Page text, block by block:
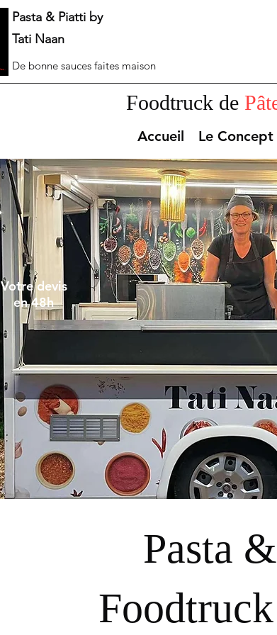
Pasta & Piatti by
Tati Naan
De bonne sauces faites maison
Foodtruck de
Accueil Le Concept
Votre devis
en 48h
Pasta